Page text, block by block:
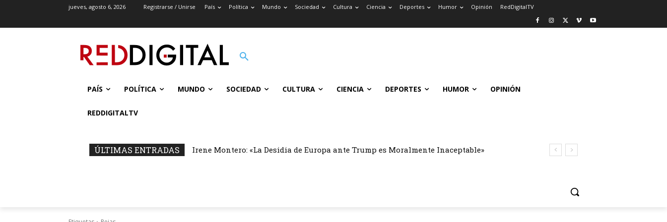
jueves, agosto 6, 2026 Registrarse / Unirse País Política Mundo Sociedad Cultura Ciencia Deportes Humor Opinión RedDigitalTV
PAÍS POLÍTICA MUNDO SOCIEDAD CULTURA CIENCIA DEPORTES HUMOR OPINIÓN
REDDIGITALTV
ÚLTIMAS ENTRADAS Irene Montero: «La Desidia de Europa ante Trump es Moralmente Inaceptable»